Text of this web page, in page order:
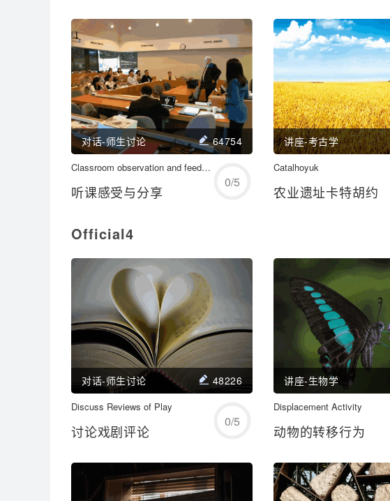
学习/回顾 学习/回顾
对话-师生讨论 64754
开始练习 Classroom observation and feedback
听课感受与分享
0/5
讲座-考古学
Catalhoyuk
农业遗址卡特胡约
Official4
对话-师生讨论 48226
开始练习
学习/回顾
Discuss Reviews of Play
讨论戏剧评论
0/5
讲座-生物学
开始练习
学习/回顾
Displacement Activity
动物的转移行为